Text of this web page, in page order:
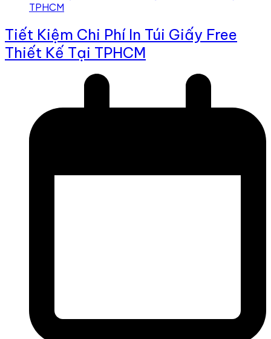
Tiết Kiệm Chi Phí In Túi Giấy Free
Thiết Kế Tại TPHCM